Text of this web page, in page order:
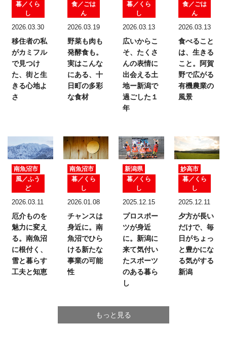
暮／くら
し
2026.03.30
移住者の私
がカミフル
で見つけ
た、 街と生
きる心地よ
さ
食／ごは
ん
2026.03.19
野菜も肉も
発酵食も。
実はこんな
にある、十
日町の多彩
な食材
暮／くら
し
2026.03.13
広いからこ
そ、たくさ
んの表情に
出会える土
地ー新潟で
過ごした１
年
食／ごは
ん
2026.03.13
食べること
は、生きる
こと。
阿賀
野で広がる
有機農業の
風景
南魚沼市
風／ふう
ど
2026.03.11
厄介ものを
魅力に変え
る。 南魚沼
に根付く、
雪と暮らす
工夫と知恵
南魚沼市
暮／くら
し
2026.01.08
チャンスは
身近に。 南
魚沼でひら
ける新たな
事業の可能
性
新潟県
暮／くら
し
2025.12.15
プロスポー
ツが身近
に。 新潟に
来て気付い
たスポーツ
のある暮ら
し
妙高市
暮／くら
し
2025.12.11
夕方が長い
だけで、 毎
日がちょっ
と豊かにな
る気がする
新潟
もっと見る